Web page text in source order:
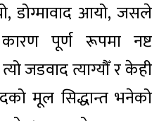
डोग्मावाद आयो, जसले
पूर्ण रूपमा नष्ट
जडवाद त्याग्यौँ र केही
मूल सिद्धान्त भनेको